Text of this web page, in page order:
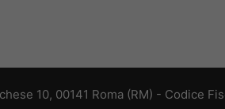
10, 00141 Roma (RM) - Codice